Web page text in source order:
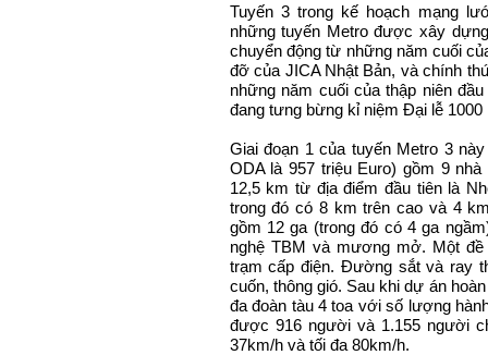
Tuyến 3 trong kế hoạch mạng
những tuyến Metro được xây
chuyển động từ những năm cuối
đỡ của JICA Nhật Bản, và chính
những năm cuối của thập niên
đang tưng bừng kỉ niệm Đại lễ
Giai đoạn 1 của tuyến Metro 3
ODA là 957 triệu Euro) gồm 9
12,5 km từ địa điểm đầu tiên là
trong đó có 8 km trên cao và 4
gồm 12 ga (trong đó có 4 ga
nghệ TBM và mương mở. Một
trạm cấp điện. Đường sắt và ray
cuốn, thông gió. Sau khi dự án
đa đoàn tàu 4 toa với số lượng
được 916 người và 1.155 người
37km/h và tối đa 80km/h.